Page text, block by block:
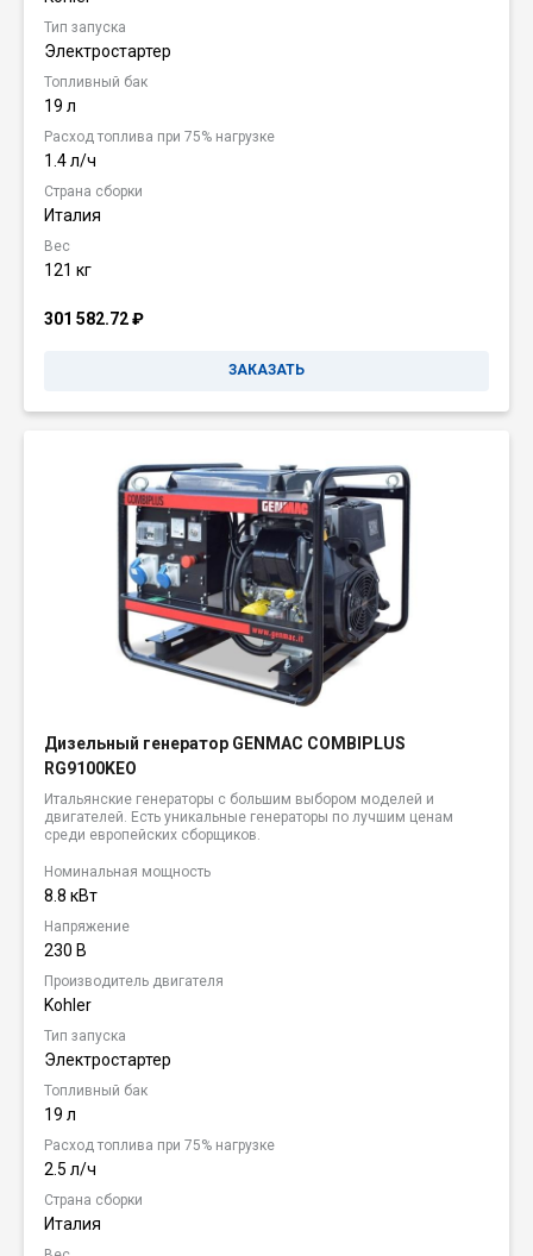
Тип запуска
Электростартер
Топливный бак
19 л
Расход топлива при 75% нагрузке
1.4 л/ч
Страна сборки
Италия
Вес
121 кг
301 582.72₽
ЗАКАЗАТЬ
Дизельный генератор GENMAC COMBIPLUS
RG9100KEO
Итальянские генераторы с большим выбором моделей и
двигателей. Есть уникальные генераторы по лучшим ценам
среди европейских сборщиков.
Номинальная мощность
8.8 кВт
Напряжение
230 В
Производитель двигателя
Kohler
Тип запуска
Электростартер
Топливный бак
19 л
Расход топлива при 75% нагрузке
2.5 л/ч
Страна сборки
Италия